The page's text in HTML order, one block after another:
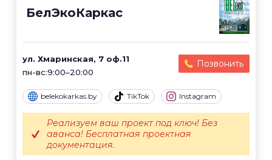
БелЭкоКаркас
ул. Хмаринская, 7 оф.11
пн-вс:9:00–20:00
Позвонить
belekokarkas.by TikTok Instagram
Реализуем ваш проект под ключ! Без
аванса! Бесплатная проектная
документация.